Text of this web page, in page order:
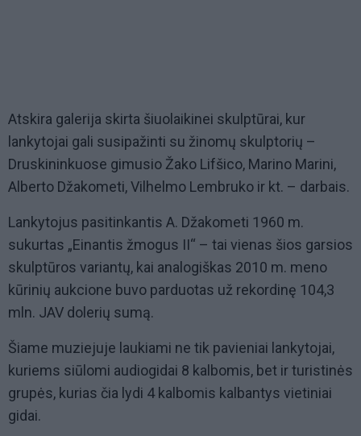
Atskira galerija skirta šiuolaikinei skulptūrai, kur
lankytojai gali susipažinti su žinomų skulptorių –
Druskininkuose gimusio Žako Lifšico, Marino Marini,
Alberto Džakometi, Vilhelmo Lembruko ir kt. – darbais.
Lankytojus pasitinkantis A. Džakometi 1960 m.
sukurtas „Einantis žmogus II“ – tai vienas šios garsios
skulptūros variantų, kai analogiškas 2010 m. meno
kūrinių aukcione buvo parduotas už rekordinę 104,3
mln. JAV dolerių sumą.
Šiame muziejuje laukiami ne tik pavieniai lankytojai,
kuriems siūlomi audiogidai 8 kalbomis, bet ir turistinės
grupės, kurias čia lydi 4 kalbomis kalbantys vietiniai
gidai.